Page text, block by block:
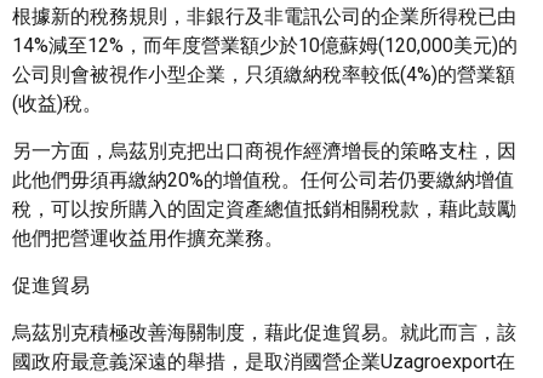
根據新的稅務規則，非銀行及非電訊公司的企業所得稅已由
14%減至12%，而年度營業額少於10億蘇姆(120,000美元)的
公司則會被視作小型企業，只須繳納稅率較低(4%)的營業額
(收益)稅。
另一方面，烏茲別克把出口商視作經濟增長的策略支柱，因
此他們毋須再繳納20%的增值稅。任何公司若仍要繳納增值
稅，可以按所購入的固定資產總值抵銷相關稅款，藉此鼓勵
他們把營運收益用作擴充業務。
促進貿易
烏茲別克積極改善海關制度，藉此促進貿易。就此而言，該
國政府最意義深遠的舉措，是取消國營企業Uzagroexport在